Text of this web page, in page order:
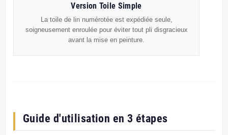
Version Toile Simple
La toile de lin numérotée est expédiée seule,
soigneusement enroulée pour éviter tout pli disgracieux
avant la mise en peinture.
Guide d'utilisation en 3 étapes